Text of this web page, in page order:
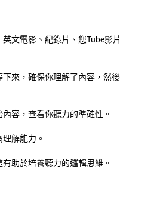
文電影、紀錄片、您Tube影片
來，確保你理解了內容，然後
容，查看你聽力的準確性。
解能力。
助於培養聽力的邏輯思維。